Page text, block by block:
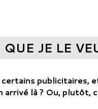
JE LE
publicitaires,
arrivé là ? Ou,